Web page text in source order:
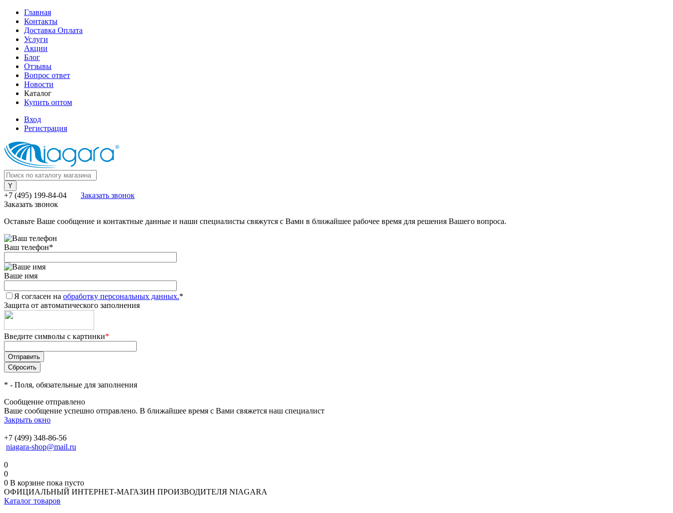
Главная
Контакты
Доставка Оплата
Услуги
Акции
Блог
Отзывы
Вопрос ответ
Новости
Каталог
Купить оптом
Вход
Регистрация
+7 (495) 199-84-04
Заказать звонок
Заказать звонок
Оставьте Ваше сообщение и контактные данные и наши специалисты свяжутся с Вами в ближайшее рабочее время для решения Вашего вопроса.
Ваш телефон*
Ваше имя
Я согласен на обработку персональных данных.*
Защита от автоматического заполнения
Введите символы с картинки*
* - Поля, обязательные для заполнения
Сообщение отправлено
Ваше сообщение успешно отправлено. В ближайшее время с Вами свяжется наш специалист
Закрыть окно
+7 (499) 348-86-56
niagara-shop@mail.ru
0
0
0 В корзине пока пусто
ОФИЦИАЛЬНЫЙ ИНТЕРНЕТ-МАГАЗИН ПРОИЗВОДИТЕЛЯ NIAGARA
Каталог товаров